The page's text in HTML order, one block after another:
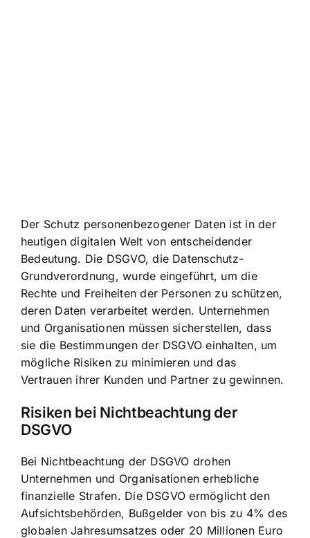
Der Schutz personenbezogener Daten ist in der
heutigen digitalen Welt von entscheidender
Bedeutung. Die DSGVO, die Datenschutz-
Grundverordnung, wurde eingeführt, um die
Rechte und Freiheiten der Personen zu schützen,
deren Daten verarbeitet werden. Unternehmen
und Organisationen müssen sicherstellen, dass
sie die Bestimmungen der DSGVO einhalten, um
mögliche Risiken zu minimieren und das
Vertrauen ihrer Kunden und Partner zu gewinnen.
Risiken bei Nichtbeachtung der
DSGVO
Bei Nichtbeachtung der DSGVO drohen
Unternehmen und Organisationen erhebliche
finanzielle Strafen. Die DSGVO ermöglicht den
Aufsichtsbehörden, Bußgelder von bis zu 4% des
globalen Jahresumsatzes oder 20 Millionen Euro